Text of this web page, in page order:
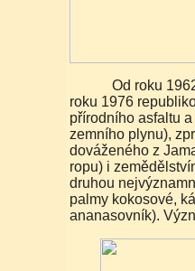
Od roku 1962 je Trinidad a Tobago nezávislým státem, od
roku 1976
přírodního asfaltu
zemního plynu),
dováženého z
ropu) i
druhou
palmy kokosové,
ananasovník).